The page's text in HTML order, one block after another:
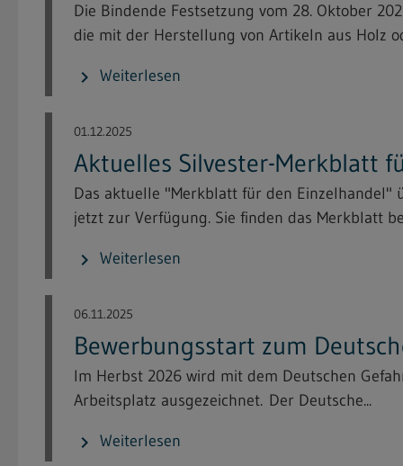
Die Bindende Festsetzung vom 28. Oktober
die mit der Herstellung von Artikeln aus Holz
chevron_right Weiterlesen
01.12.2025
Aktuelles Silvester-Merkblatt
Das aktuelle "Merkblatt für den Einzelhandel"
jetzt zur Verfügung. Sie finden das Merkblatt
chevron_right Weiterlesen
06.11.2025
Bewerbungsstart zum
Im Herbst 2026 wird mit dem Deutschen
Arbeitsplatz ausgezeichnet. Der Deutsche...
chevron_right Weiterlesen